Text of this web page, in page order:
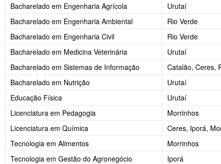
Bacharelado em Engenharia Agrícola
Urutaí
Bacharelado em Engenharia Ambiental
Rio Verde
Bacharelado em Engenharia Civil
Rio Verde
Bacharelado em Medicina Veterinária
Urutaí
Bacharelado em Sistemas de Informação
Catalão, Ceres,
Bacharelado em Nutrição
Urutaí
Educação Física
Urutaí
Licenciatura em Pedagogia
Morrinhos
Licenciatura em Química
Ceres, Iporá,
Tecnologia em Alimentos
Morrinhos
Tecnologia em Gestão do Agronegócio
Iporá